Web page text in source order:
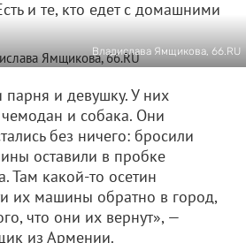
и те, кто едет с домашними
Владислава Ямщикова, 66.RU
и девушку. У них
и собака. Они
без ничего: бросили
оставили в пробке
Там какой-то осетин
их машины обратно в город,
что они их вернут», —
из Армении.